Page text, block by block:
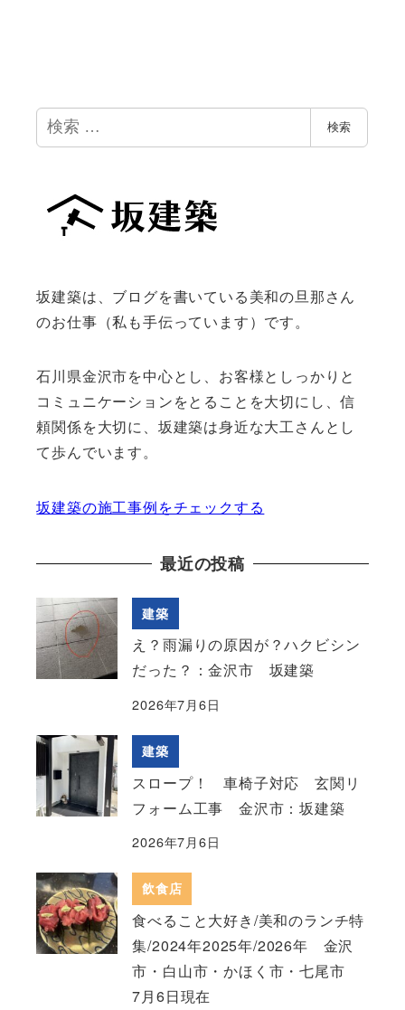
検
索
検索
坂建築は、ブログを書いている美和の旦那さん
のお仕事（私も手伝っています）です。
石川県金沢市を中心とし、お客様としっかりと
コミュニケーションをとることを大切にし、信
頼関係を大切に、坂建築は身近な大工さんとし
て歩んでいます。
坂建築の施工事例をチェックする
最近の投稿
建築
え？雨漏りの原因が？ハクビシン
だった？：金沢市 坂建築
2026年7月6日
建築
スロープ！ 車椅子対応 玄関リ
フォーム工事 金沢市：坂建築
2026年7月6日
飲食店
食べること大好き/美和のランチ特
集/2024年2025年/2026年 金沢
市・白山市・かほく市・七尾市
7月6日現在